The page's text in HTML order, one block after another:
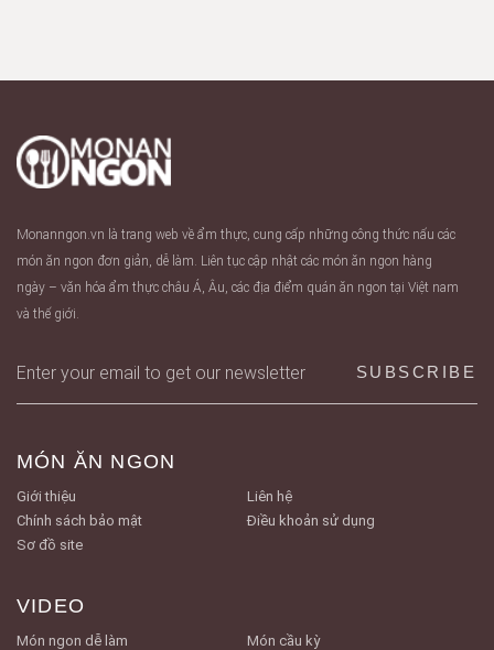
Monanngon.vn là trang web về ẩm thực, cung cấp những công thức nấu các
món ăn ngon đơn giản, dễ làm. Liên tục cập nhật các món ăn ngon hàng
ngày – văn hóa ẩm thực châu Á, Âu, các địa điểm quán ăn ngon tại Việt nam
và thế giới.
MÓN ĂN NGON
Giới thiệu
Liên hệ
Chính sách bảo mật
Điều khoản sử dụng
Sơ đồ site
VIDEO
Món ngon dễ làm Món cầu kỳ